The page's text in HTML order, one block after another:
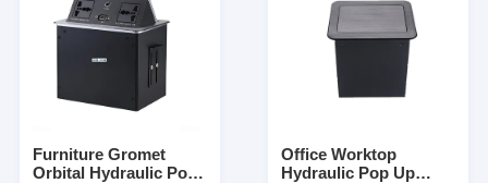
Furniture Gromet
Orbital Hydraulic Pop
Office Worktop
Hydraulic Pop Up